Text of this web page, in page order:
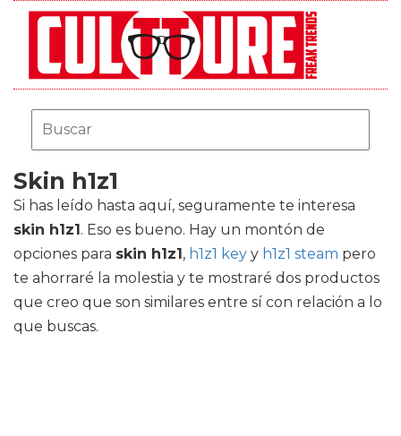
Skin h1z1
Si has leído hasta aquí, seguramente te interesa
skin h1z1. Eso es bueno. Hay un montón de
opciones para skin h1z1, h1z1 key y h1z1 steam pero
te ahorraré la molestia y te mostraré dos productos
que creo que son similares entre sí con relación a lo
que buscas.